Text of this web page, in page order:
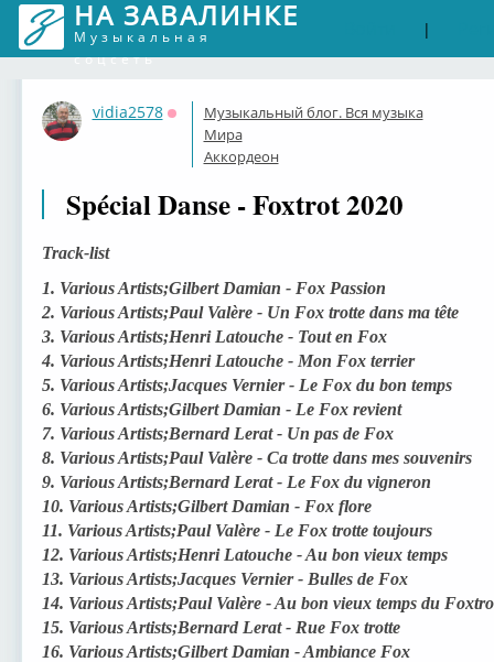
НА ЗАВАЛИНКЕ
Музыкальная
соцсеть
|
vidia2578
Оффлайн
Музыкальный блог. Вся музыка
Мира
Аккордеон
Spécial Danse - Foxtrot 2020
Track-list
1. Various Artists;Gilbert Damian - Fox Passion
2. Various Artists;Paul Valère - Un Fox trotte dans ma tête
3. Various Artists;Henri Latouche - Tout en Fox
4. Various Artists;Henri Latouche - Mon Fox terrier
5. Various Artists;Jacques Vernier - Le Fox du bon temps
6. Various Artists;Gilbert Damian - Le Fox revient
7. Various Artists;Bernard Lerat - Un pas de Fox
8. Various Artists;Paul Valère - Ca trotte dans mes souvenirs
9. Various Artists;Bernard Lerat - Le Fox du vigneron
10. Various Artists;Gilbert Damian - Fox flore
11. Various Artists;Paul Valère - Le Fox trotte toujours
12. Various Artists;Henri Latouche - Au bon vieux temps
13. Various Artists;Jacques Vernier - Bulles de Fox
14. Various Artists;Paul Valère - Au bon vieux temps du
15. Various Artists;Bernard Lerat - Rue Fox trotte
16. Various Artists;Gilbert Damian - Ambiance Fox